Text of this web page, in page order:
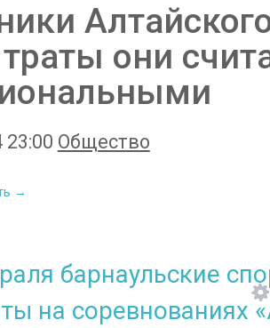
траты они
23:00 Общество
→